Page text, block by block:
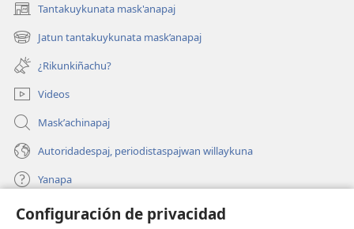
Configuración de privacidad
Tantakuykunata mask'anapaj
(opens
new
window)
Jatun tantakuykunata mask’anapaj
(opens
new
window)
¿Rikunkiñachu?
Videos
Maskʼachinapaj
Autoridadespaj, periodistaspajwan willaykuna
Yanapa
Donaciones